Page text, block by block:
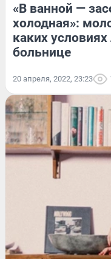
«В ванной —
холодная»:
каких
больнице
20 апреля, 2022, 23:23